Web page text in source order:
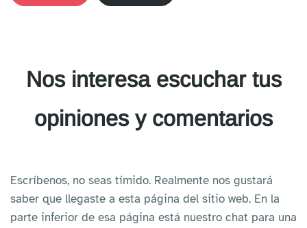
Nos interesa escuchar tus
opiniones y comentarios
Escríbenos, no seas tímido. Realmente nos gustará
saber que llegaste a esta página del sitio web. En la
parte inferior de esa página está nuestro chat para una